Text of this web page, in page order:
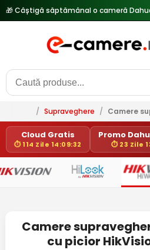
/ Supraveghere / Camere
Cloud Gratis
⏱ 114 Zile 14:09:32
Promo
⏱ 23 Zile
Camere
cu picior